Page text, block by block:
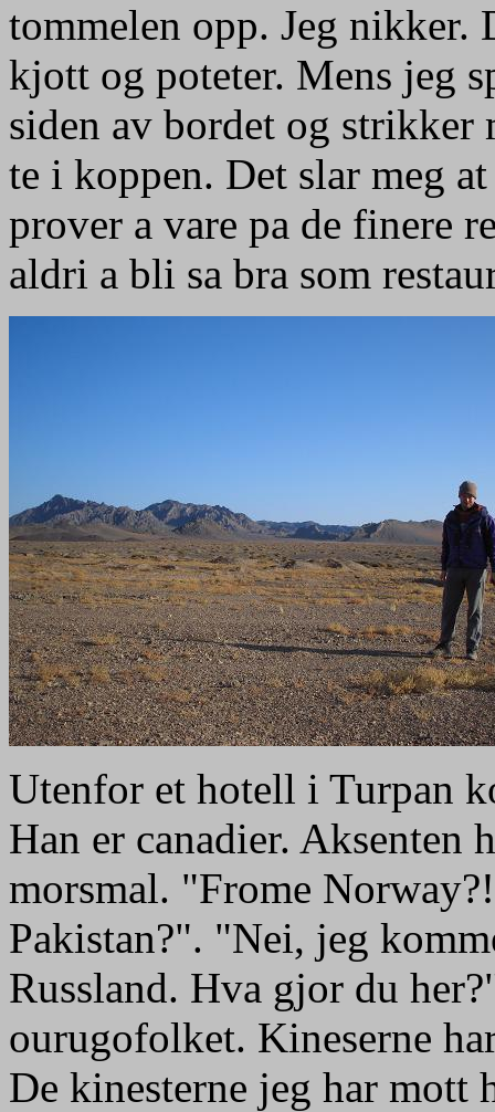
tommelen opp. Jeg nikker.
kjott og poteter. Mens jeg
siden av bordet og strikker
te i koppen. Det slar meg
prover a vare pa de finere
aldri a bli sa bra som
Utenfor et hotell i Turpan
Han er canadier. Aksenten
morsmal. "Frome
Pakistan?". "Nei, jeg
Russland. Hva gjor du
ourugofolket. Kineserne
De kinesterne jeg har mott